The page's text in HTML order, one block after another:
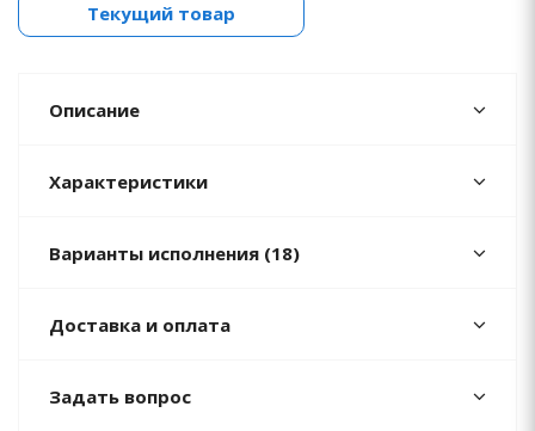
Текущий товар
Описание
Характеристики
Варианты исполнения (18)
Доставка и оплата
Задать вопрос